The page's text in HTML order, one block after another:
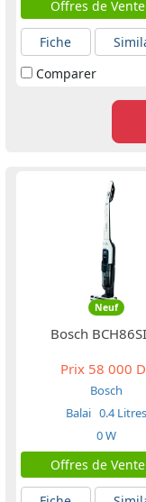
Offres de Vente
Fiche
Comparer
Neuf
Bosch
Prix58 000
Bosch
Balai 0.4 Litres
0 W
Offres de Vente